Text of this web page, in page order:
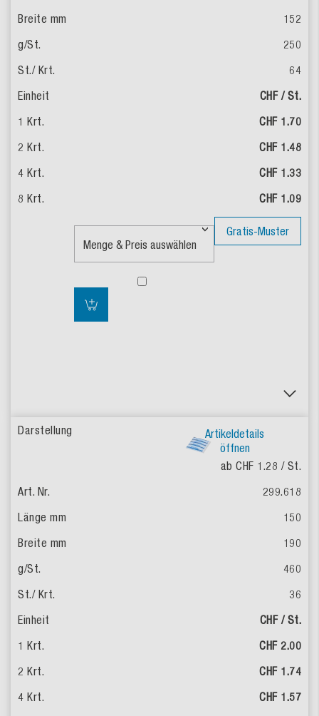
152
250
64
CHF / St.
CHF 1.70
CHF 1.48
CHF 1.33
CHF 1.09
Gratis-Muster
Artikeldetails
öffnen
ab CHF 1.28 / St.
299.618
150
190
460
36
CHF / St.
CHF 2.00
CHF 1.74
CHF 1.57